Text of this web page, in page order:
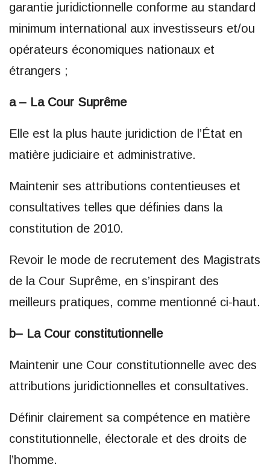
garantie juridictionnelle conforme au standard
minimum international aux investisseurs et/ou
opérateurs économiques nationaux et
étrangers ;
a – La Cour Suprême
Elle est la plus haute juridiction de l’État en
matière judiciaire et administrative.
Maintenir ses attributions contentieuses et
consultatives telles que définies dans la
constitution de 2010.
Revoir le mode de recrutement des Magistrats
de la Cour Suprême, en s’inspirant des
meilleurs pratiques, comme mentionné ci-haut.
b– La Cour constitutionnelle
Maintenir une Cour constitutionnelle avec des
attributions juridictionnelles et consultatives.
Définir clairement sa compétence en matière
constitutionnelle, électorale et des droits de
l’homme.